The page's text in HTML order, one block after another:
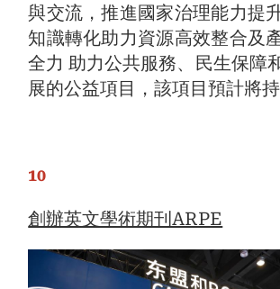
與交流，推進國家治理能力提
知識轉化助力資源高效整合及
全力 助力公共服務、⺠生保障
展的公益項目，該項目預計將持
10
創辦英文學術期刊ARPE